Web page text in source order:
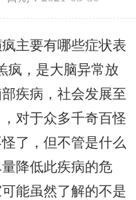
主要有哪些症状表
疯，是大脑异常放
疾病，社会发展至
对于众多千奇百怪
了，但不管是什么
降低此疾病的危
能虽然了解的不是